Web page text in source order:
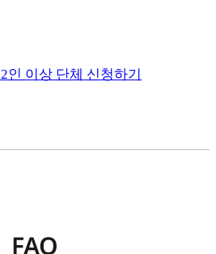
2인 이상 단체 신청하기
FAQ